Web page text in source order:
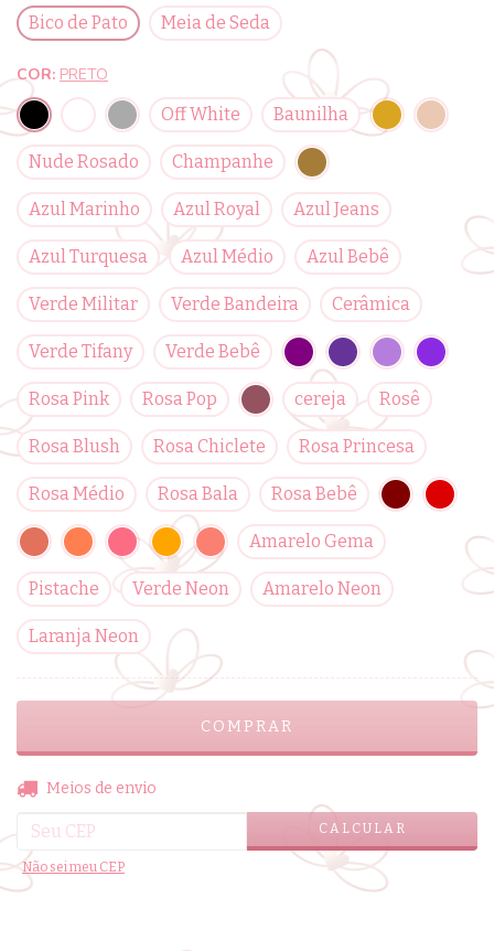
Bico de Pato
Meia de Seda
COR: PRETO
Off White
Baunilha
Nude Rosado Champanhe
Azul Marinho Azul Royal Azul Jeans
Azul Turquesa Azul Médio Azul Bebê
Verde Militar Verde Bandeira Cerâmica
Verde Tifany Verde Bebê
Rosa Pink Rosa Pop cereja Rosê
Rosa Blush Rosa Chiclete Rosa Princesa
Rosa Médio Rosa Bala Rosa Bebê
Amarelo Gema
Pistache Verde Neon Amarelo Neon
Laranja Neon
Entregas para o CEP:
Meios de envio
CALCULAR
Não sei meu CEP